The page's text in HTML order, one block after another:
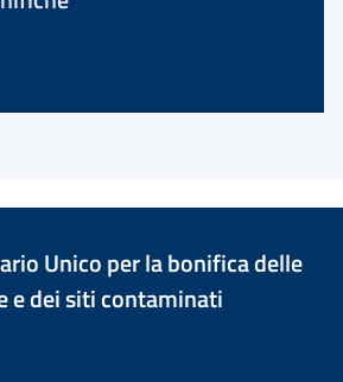
Unico per la bonifica delle
e dei siti contaminati